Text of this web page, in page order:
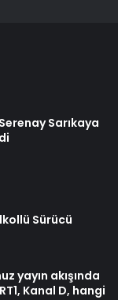
Sarıkaya
Sürücü
yayın akışında
Kanal D, hangi